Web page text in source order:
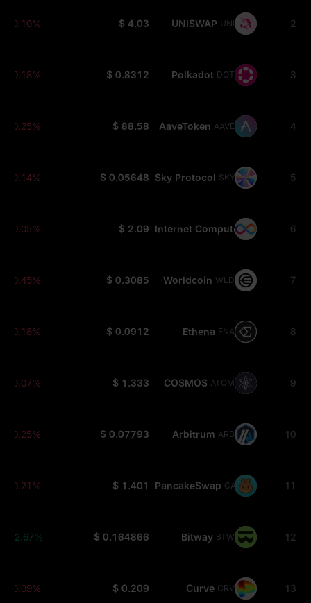
2
UNISWAP UNI
$ 4.03
-0.10%
3
Polkadot DOT
$ 0.8312
-0.18%
4
AaveToken AAVE
$ 88.58
-0.25%
5
Sky Protocol SKY
$ 0.05648
-0.14%
6
Internet Computer ICP
$ 2.09
-0.05%
7
Worldcoin WLD
$ 0.3085
-0.45%
8
Ethena ENA
$ 0.0912
-0.18%
9
COSMOS ATOM
$ 1.333
-0.07%
10
Arbitrum ARB
$ 0.07793
-0.25%
11
PancakeSwap CAKE
$ 1.401
-0.21%
12
Bitway BTW
$ 0.164866
+2.67%
13
Curve CRV
$ 0.209
-0.09%